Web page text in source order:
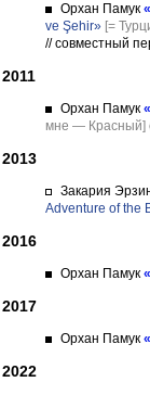
Орхан Памук
ve Şehir» [=
// совместный
2011
Орхан Памук
мне — Красный]
2013
Закария
Adventure of the
2016
Орхан Памук
2017
Орхан Памук
2022